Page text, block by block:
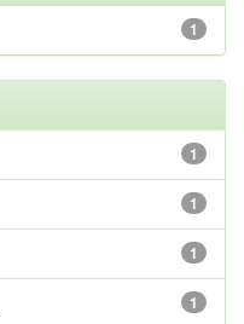
1
1
1
1
1